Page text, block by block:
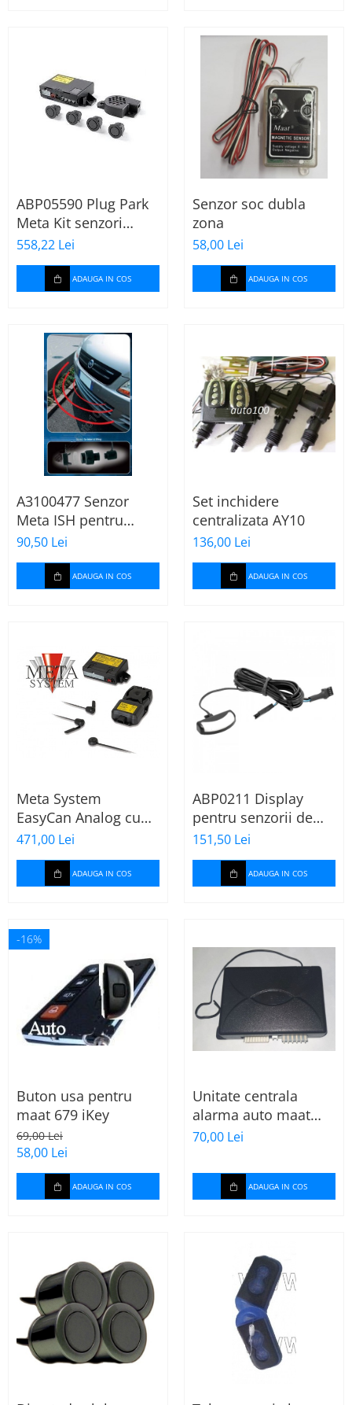
ABP05590 Plug Park
Meta Kit senzori
parcare spate ( fara
display )
558,22 Lei
ADAUGA IN COS
Senzor soc dubla
zona
58,00 Lei
ADAUGA IN COS
A3100477 Senzor
Meta ISH pentru
Active Park 4/14
90,50 Lei
ADAUGA IN COS
Set inchidere
centralizata AY10
136,00 Lei
ADAUGA IN COS
Meta System
EasyCan Analog cu
senzor soc
471,00 Lei
ADAUGA IN COS
ABP0211 Display
pentru senzorii de
parcare Meta
151,50 Lei
ADAUGA IN COS
-16%
Buton usa pentru
maat 679 iKey
69,00 Lei
58,00 Lei
ADAUGA IN COS
Unitate centrala
alarma auto maat
679 extreme 2
70,00 Lei
ADAUGA IN COS